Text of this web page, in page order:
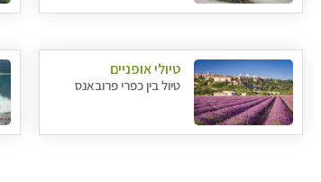
טיולי אופניים
טיול בין כפרי פרובאנס